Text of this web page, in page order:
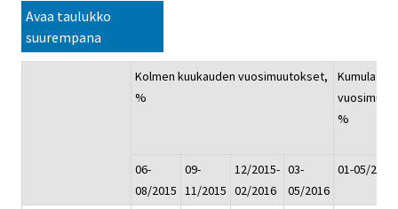
Avaa taulukko
suurempana
Kolmen kuukauden vuosimuutokset,
%
%
06-
08/2015
09-
11/2015
12/2015-
02/2016
03-
05/2016
01-05/2016